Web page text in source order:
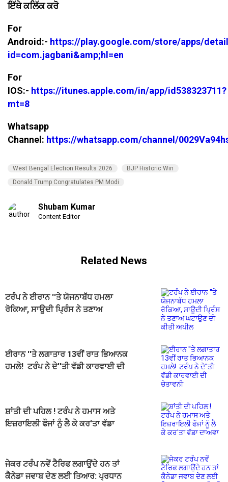
ਇੱਥੇ ਕਲਿੱਕ ਕਰੋ
For
Android:- https://play.google.com/store/apps/
id=com.jagbani&amp;hl=en
For
IOS:- https://itunes.apple.com/in/app/id538323711?
mt=8
Whatsapp
Channel: https://whatsapp.com/channel/
West Bengal Election Results 2026
BJP Historic Win
Donald Trump Congratulates PM Modi
Shubam Kumar
Content Editor
Related News
ਟਰੰਪ ਨੇ ਈਰਾਨ ''ਤੇ ਯੋਜਨਾਬੱਧ ਹਮਲਾ
ਰੋਕਿਆ, ਸਾਊਦੀ ਪ੍ਰਿੰਸ ਨੇ ਤਣਾਅ
ਈਰਾਨ ''ਤੇ ਲਗਾਤਾਰ 13ਵੀਂ ਰਾਤ ਭਿਆਨਕ
ਹਮਲੇ! ਟਰੰਪ ਨੇ ਦੇ''ਤੀ ਵੱਡੀ ਕਾਰਵਾਈ ਦੀ
ਸ਼ਾਂਤੀ ਦੀ ਪਹਿਲ ! ਟਰੰਪ ਨੇ ਹਮਾਸ ਅਤੇ
ਇਜ਼ਰਾਇਲੀ ਫੌਜਾਂ ਨੂੰ ਲੈ ਕੇ ਕਰ'ਤਾ ਵੱਡਾ
ਜੇਕਰ ਟਰੰਪ ਨਵੇਂ ਟੈਰਿਫ ਲਗਾਉਂਦੇ ਹਨ ਤਾਂ
ਕੈਨੇਡਾ ਜਵਾਬ ਦੇਣ ਲਈ ਤਿਆਰ: ਪ੍ਰਧਾਨ